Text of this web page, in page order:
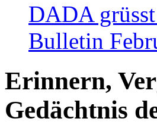
DADA
Bulletin
Erinnern,
Gedächtnis